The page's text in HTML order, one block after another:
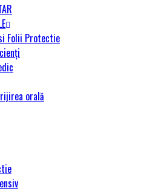
Folii Protectie
orală